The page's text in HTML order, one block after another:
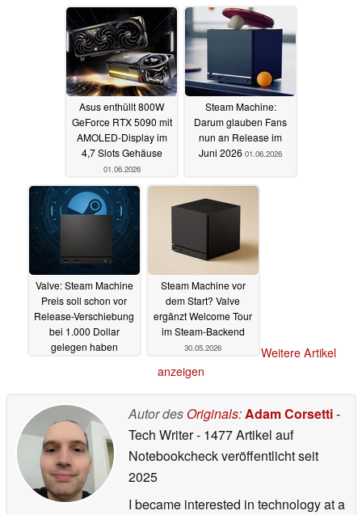
Asus enthüllt 800W
GeForce RTX 5090 mit
AMOLED-Display im
4,7 Slots Gehäuse
01.06.2026
Steam Machine:
Darum glauben Fans
nun an Release im
Juni 2026 01.06.2026
Valve: Steam Machine
Preis soll schon vor
Release-Verschiebung
bei 1.000 Dollar
gelegen haben
Steam Machine vor
dem Start? Valve
ergänzt Welcome Tour
im Steam-Backend
30.05.2026
Weitere Artikel
anzeigen
Autor des Originals:Adam Corsetti-
Tech Writer- 1477 Artikel auf
Notebookcheck veröffentlichtseit
2025
I became interested in technology at a